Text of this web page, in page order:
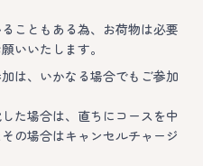
こともある為、お荷物は必要
いいたします。
は、いかなる場合でもご参加
た場合は、直ちにコースを中
の場合はキャンセルチャージ